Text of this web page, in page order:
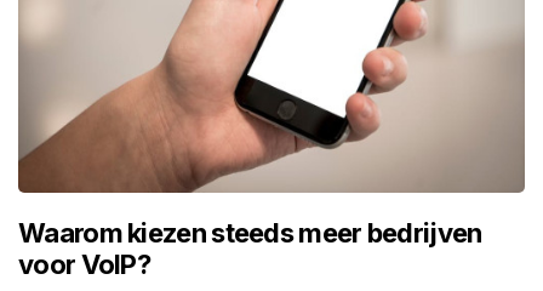
Waarom kiezen steeds meer bedrijven
voor VoIP?